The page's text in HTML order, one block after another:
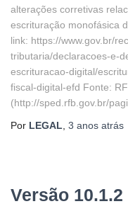
alterações corretivas
escrituração monofásica
link: https://www.gov.br/
tributaria/declaracoes-e-
escrituracao-digital/
fiscal-digital-efd Fonte:
(http://sped.rfb.gov.br/
Por LEGAL 3 anos atrás
Versão